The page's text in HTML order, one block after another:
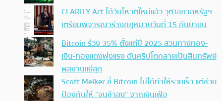
CLARITY Act ได้วันโหวตใหม่แล้ว วุฒิสภาสหรัฐฯ
เตรียมพิจารณาร่างกฎหมายวันที่ 15 กันยายน
Bitcoin ร่วง 35% ตั้งแต่ปี 2025 สวนทางทอง-
เงิน-ทองแดงพุ่งแรง ดันคริปโตกลายเป็นสินทรัพย์
ผลงานแย่สุด
Scott Melker ชี้ Bitcoin ไม่ได้ทำให้รวยเร็ว แต่ช่วย
ป้องกันให้ “จนช้าลง” จากเงินเฟ้อ